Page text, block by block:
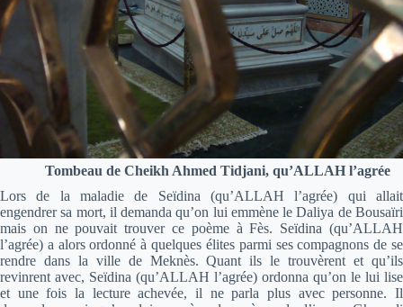
Tombeau de Cheikh Ahmed Tidjani, qu’ALLAH l’agrée
Lors de la maladie de Seïdina (qu’ALLAH l’agrée) qui allait
engendrer sa mort, il demanda qu’on lui emmène le Daliya de Bousaïri
mais on ne pouvait trouver ce poème à Fès. Seïdina (qu’ALLAH
l’agrée) a alors ordonné à quelques élites parmi ses compagnons de se
rendre dans la ville de Meknès. Quant ils le trouvèrent et qu’ils
revinrent avec, Seïdina (qu’ALLAH l’agrée) ordonna qu’on le lui lise
et une fois la lecture achevée, il ne parla plus avec personne. Il